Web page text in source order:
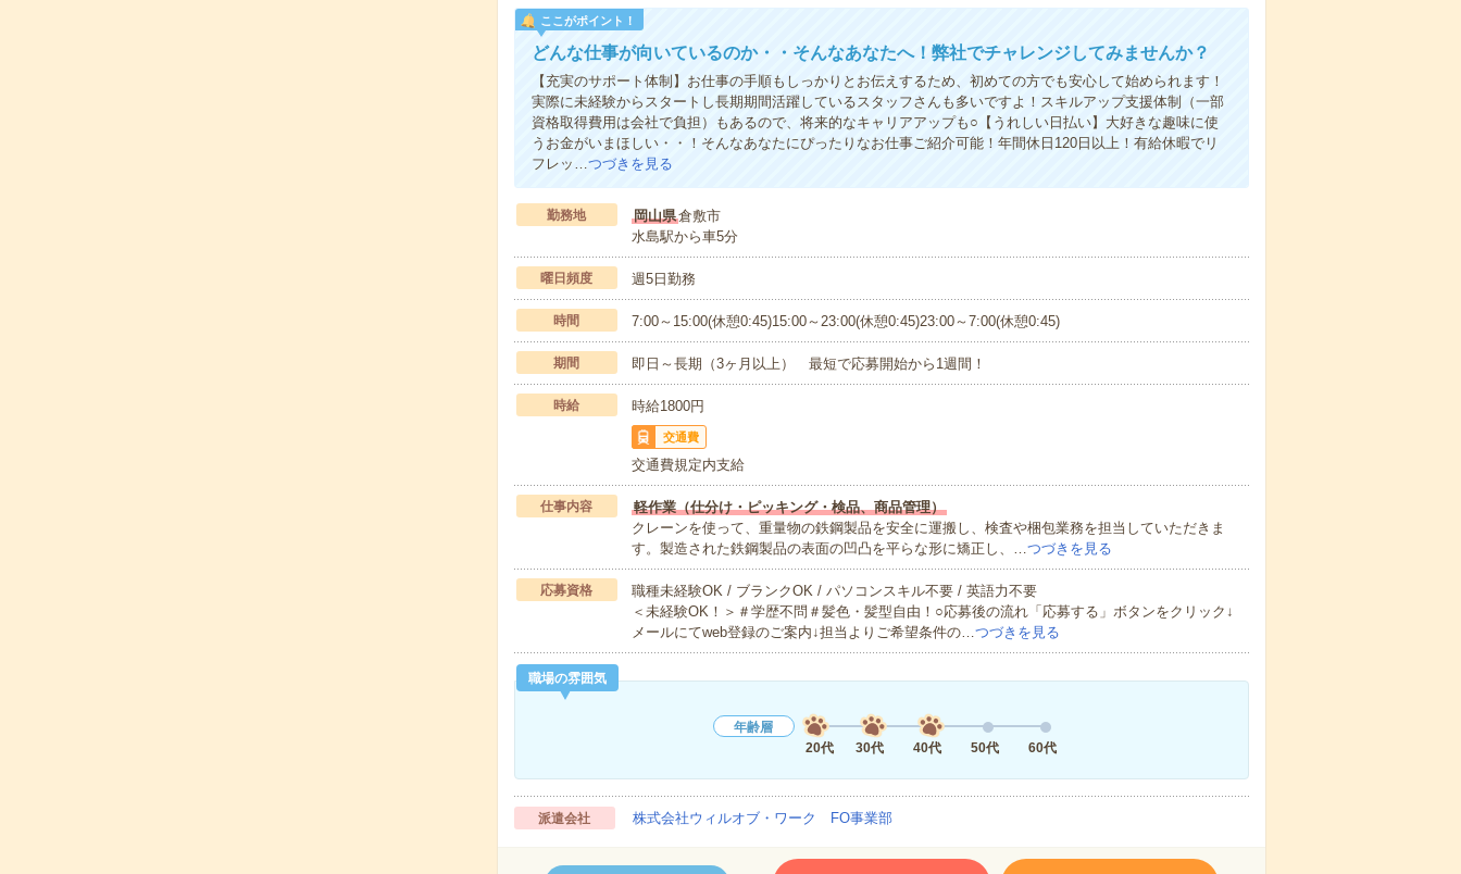
ここがポイント！
どんな仕事が向いているのか・・そんなあなたへ！弊社でチャレンジしてみませんか？
【充実のサポート体制】お仕事の手順もしっかりとお伝えするため、初めての方でも安心して始められます！
実際に未経験からスタートし長期期間活躍しているスタッフさんも多いですよ！スキルアップ支援体制（一部
資格取得費用は会社で負担）もあるので、将来的なキャリアアップも○【うれしい日払い】大好きな趣味に使
うお金がいまほしい・・！そんなあなたにぴったりなお仕事ご紹介可能！年間休日120日以上！有給休暇でリ
フレッ… つづきを見る
勤務地 岡山県倉敷市
水島駅から車5分
曜日頻度 週5日勤務
時間 7:00～15:00(休憩0:45)15:00～23:00(休憩0:45)23:00～7:00(休憩0:45)
期間 即日～長期（3ヶ月以上） 最短で応募開始から1週間！
時給 時給1800円
交通費
交通費規定内支給
仕事内容
軽作業（仕分け・ピッキング・検品、商品管理）
クレーンを使って、重量物の鉄鋼製品を安全に運搬し、検査や梱包業務を担当していただきま
す。製造された鉄鋼製品の表面の凹凸を平らな形に矯正し、… つづきを見る
応募資格
職種未経験OK / ブランクOK / パソコンスキル不要 / 英語力不要
＜未経験OK！＞＃学歴不問＃髪色・髪型自由！○応募後の流れ「応募する」ボタンをクリック↓
メールにてweb登録のご案内↓担当よりご希望条件の… つづきを見る
職場の雰囲気
年齢層
20代
30代 40代 50代 60代
派遣会社 株式会社ウィルオブ・ワーク FO事業部